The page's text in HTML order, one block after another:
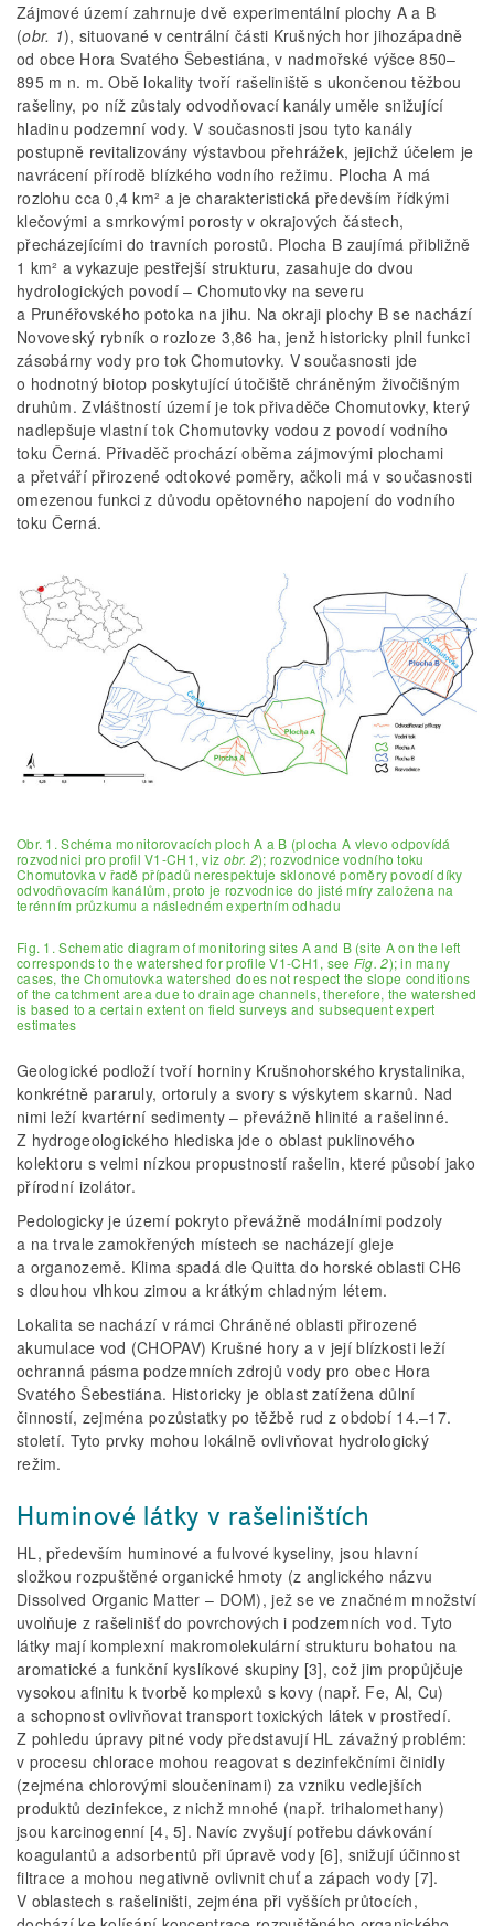
Zájmové území zahrnuje dvě experimentální plochy A a B
(obr. 1), situované v centrální části Krušných hor jihozápadně
od obce Hora Svatého Šebestiána, v nadmořské výšce 850–
895 m n. m. Obě lokality tvoří rašeliniště s ukončenou těžbou
rašeliny, po níž zůstaly odvodňovací kanály uměle snižující
hladinu podzemní vody. V současnosti jsou tyto kanály
postupně revitalizovány výstavbou přehrážek, jejichž účelem je
navrácení přírodě blízkého vodního režimu. Plocha A má
rozlohu cca 0,4 km² a je charakteristická především řídkými
klečovými a smrkovými porosty v okrajových částech,
přecházejícími do travních porostů. Plocha B zaujímá přibližně
1 km² a vykazuje pestřejší strukturu, zasahuje do dvou
hydrologických povodí – Chomutovky na severu
a Prunéřovského potoka na jihu. Na okraji plochy B se nachází
Novoveský rybník o rozloze 3,86 ha, jenž historicky plnil funkci
zásobárny vody pro tok Chomutovky. V současnosti jde
o hodnotný biotop poskytující útočiště chráněným živočišným
druhům. Zvláštností území je tok přivaděče Chomutovky, který
nadlepšuje vlastní tok Chomutovky vodou z povodí vodního
toku Černá. Přivaděč prochází oběma zájmovými plochami
a přetváří přirozené odtokové poměry, ačkoli má v současnosti
omezenou funkci z důvodu opětovného napojení do vodního
toku Černá.
Obr. 1. Schéma monitorovacích ploch A a B (plocha A vlevo odpovídá
rozvodnici pro profil V1-CH1, viz obr. 2); rozvodnice vodního toku
Chomutovka v řadě případů nerespektuje sklonové poměry povodí díky
odvodňovacím kanálům, proto je rozvodnice do jisté míry založena na
terénním průzkumu a následném expertním odhadu
Fig. 1. Schematic diagram of monitoring sites A and B (site A on the left
corresponds to the watershed for profile V1-CH1, see Fig. 2); in many
cases, the Chomutovka watershed does not respect the slope conditions
of the catchment area due to drainage channels, therefore, the watershed
is based to a certain extent on field surveys and subsequent expert
estimates
Geologické podloží tvoří horniny Krušnohorského krystalinika,
konkrétně pararuly, ortoruly a svory s výskytem skarnů. Nad
nimi leží kvartérní sedimenty – převážně hlinité a rašelinné.
Z hydrogeologického hlediska jde o oblast puklinového
kolektoru s velmi nízkou propustností rašelin, které působí jako
přírodní izolátor.
Pedologicky je území pokryto převážně modálními podzoly
a na trvale zamokřených místech se nacházejí gleje
a organozemě. Klima spadá dle Quitta do horské oblasti CH6
s dlouhou vlhkou zimou a krátkým chladným létem.
Lokalita se nachází v rámci Chráněné oblasti přirozené
akumulace vod (CHOPAV) Krušné hory a v její blízkosti leží
ochranná pásma podzemních zdrojů vody pro obec Hora
Svatého Šebestiána. Historicky je oblast zatížena důlní
činností, zejména pozůstatky po těžbě rud z období 14.–17.
století. Tyto prvky mohou lokálně ovlivňovat hydrologický
režim.
Huminové látky v rašeliništích
HL, především huminové a fulvové kyseliny, jsou hlavní
složkou rozpuštěné organické hmoty (z anglického názvu
Dissolved Organic Matter – DOM), jež se ve značném množství
uvolňuje z rašelinišť do povrchových i podzemních vod. Tyto
látky mají komplexní makromolekulární strukturu bohatou na
aromatické a funkční kyslíkové skupiny [3], což jim propůjčuje
vysokou afinitu k tvorbě komplexů s kovy (např. Fe, Al, Cu)
a schopnost ovlivňovat transport toxických látek v prostředí.
Z pohledu úpravy pitné vody představují HL závažný problém:
v procesu chlorace mohou reagovat s dezinfekčními činidly
(zejména chlorovými sloučeninami) za vzniku vedlejších
produktů dezinfekce, z nichž mnohé (např. trihalomethany)
jsou karcinogenní [4, 5]. Navíc zvyšují potřebu dávkování
koagulantů a adsorbentů při úpravě vody [6], snižují účinnost
filtrace a mohou negativně ovlivnit chuť a zápach vody [7].
V oblastech s rašeliništi, zejména při vyšších průtocích,